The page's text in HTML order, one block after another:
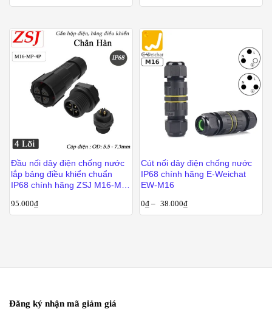
Đầu nối dây điện chống nước
lắp bảng điều khiển chuẩn
IP68 chính hãng ZSJ M16-MP-
95.000₫
Cút nối dây điện chống nước
IP68 chính hãng E-Weichat
EW-M16
0₫ – 38.000₫
Đăng ký nhận mã giảm giá